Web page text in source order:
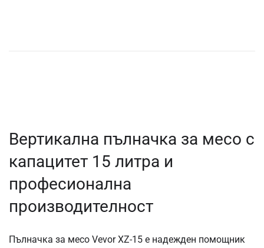
Вертикална пълначка за месо с
капацитет 15 литра и
професионална
производителност
Пълначка за месо Vevor XZ-15 е надежден помощник